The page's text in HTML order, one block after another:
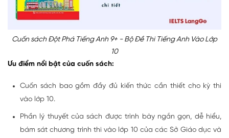
Cuốn sách Đột Phá Tiếng Anh 9+ - Bộ Đề Thi Tiếng Anh Vào Lớp
10
Ưu điểm nổi bật của cuốn sách:
Cuốn sách bao gồm đầy đủ kiến thức cần thiết cho kỳ thi
vào lớp 10.
Phần lý thuyết của sách được trình bày ngắn gọn, dễ hiểu,
bám sát chương trình thi vào lớp 10 của các Sở Giáo dục và